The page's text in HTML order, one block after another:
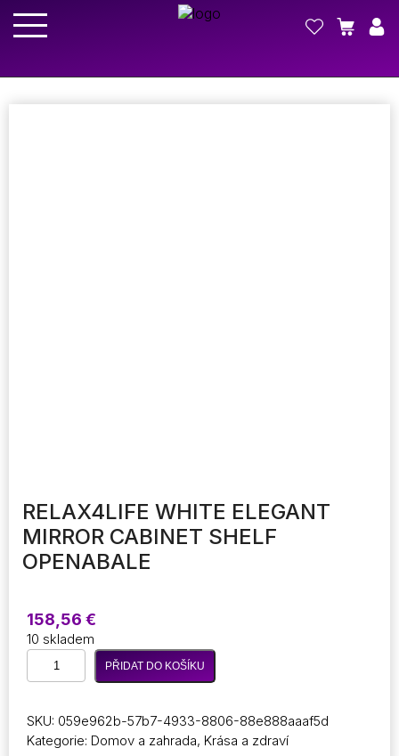
RELAX4LIFE WHITE ELEGANT
MIRROR CABINET SHELF
OPENABALE
158,56 €
10 skladem
RELAX4LIFE
White
Cabinet
Shelf
PŘIDAT DO KOŠÍKU
SKU: 059e962b-57b7-4933-8806-88e888aaaf5d
Kategorie: Domov a zahrada, Krása a zdraví